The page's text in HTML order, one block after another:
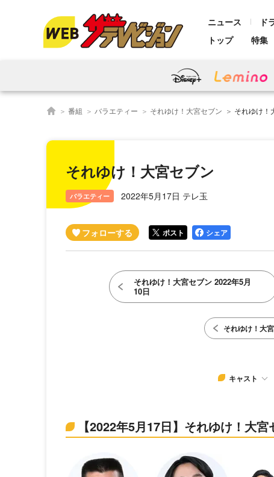
ニュース ド
トップ
特集
番組 バラエティー それゆけ！大宮セブン それゆけ！
それゆけ！大宮セブン
バラエティー 2022年5月17日 テレ玉
ポスト シェア
それゆけ！大宮セブン 2022年5月
10日
それゆけ！大
キャスト
【2022年5月17日】それゆけ！大